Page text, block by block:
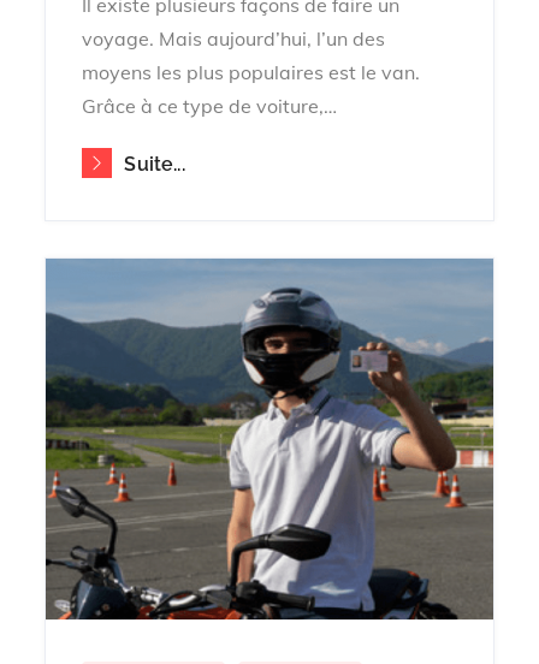
voyage. Mais aujourd’hui, l’un des
moyens les plus populaires est le van.
Grâce à ce type de voiture,…
Suite...